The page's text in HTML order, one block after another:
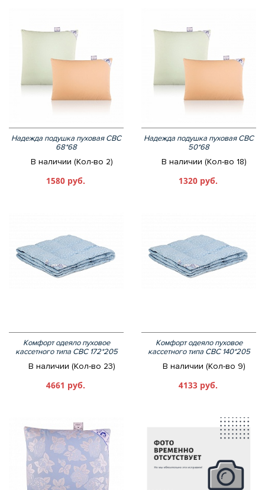
Надежда подушка пуховая СВС
68*68
В наличии (Кол-во 2)
1580 руб.
Надежда подушка пуховая СВС
50*68
В наличии (Кол-во 18)
1320 руб.
Комфорт одеяло пуховое
кассетного типа СВС 172*205
В наличии (Кол-во 23)
4661 руб.
Комфорт одеяло пуховое
кассетного типа СВС 140*205
В наличии (Кол-во 9)
4133 руб.